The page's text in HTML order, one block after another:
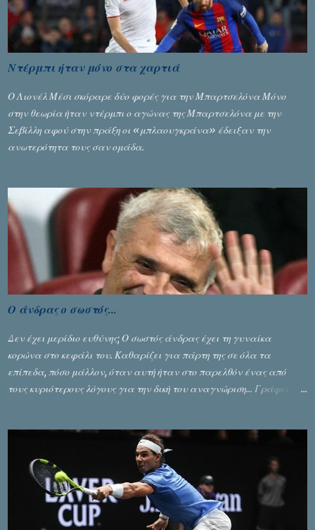
Ντέρμπι ήταν μόνο στα χαρτιά
Ο Λιονέλ Μέσι σκόραρε δύο φορές για την Μπαρτσελόνα Μόνο
στην θεωρία ήταν ντέρμπι ο αγώνας της Μπαρτσελόνα με την
Σεβίλλη αφού στην πράξη οι «μπλαουγκράνα» έδειξαν την
ανωτερότητα τους σαν ομάδα.
Ο άνδρας ο σωστός...
Δεν έχει μερίδιο ευθύνης; Ο σωστός άνδρας έχει τη γυναίκα
κορώνα στο κεφάλι του. Καθαρίζει για πάρτη της σε όλα τα
επίπεδα, πόσο μάλλον, όταν αυτή ήταν στο παρελθόν ένας από
τους κυριότερους λόγους για την δική του αναγνώριση... Γράφει ο